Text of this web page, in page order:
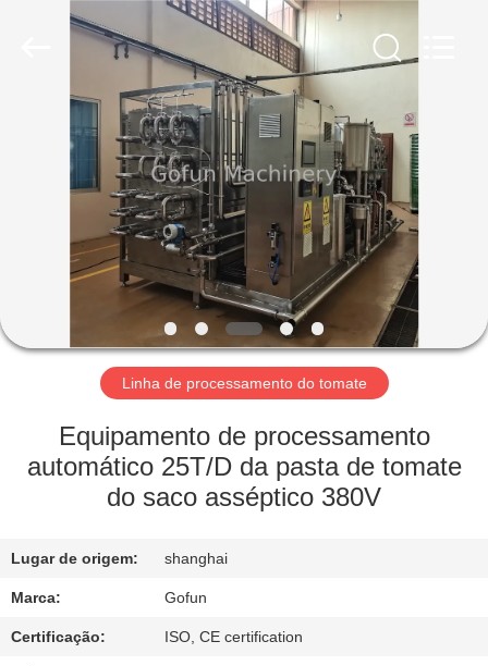
CASA
PRODUTOS
VÍDEOS
SHOW
DE
SOBRE
EXCURSÃO
DA
FÁBRICA
Linha de processamento do tomate
Equipamento de processamento
automático 25T/D da pasta de tomate
do saco asséptico 380V
Lugar de origem: shanghai
Marca: Gofun
Certificação: ISO, CE certification